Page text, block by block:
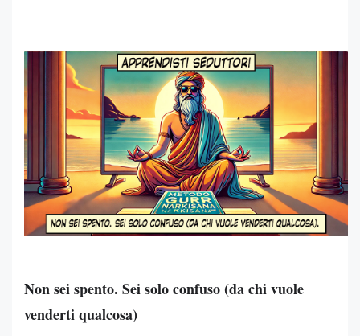
Non sei spento. Sei solo confuso (da chi vuole
venderti qualcosa)